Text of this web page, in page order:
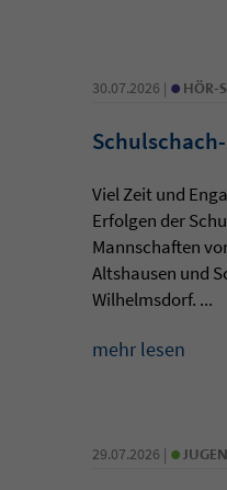
30.07.2026 | • HÖR-
Viel Zeit und
Erfolgen der
Mannschaften
Altshausen und
Wilhelmsdorf. ...
mehr lesen
29.07.2026 | •